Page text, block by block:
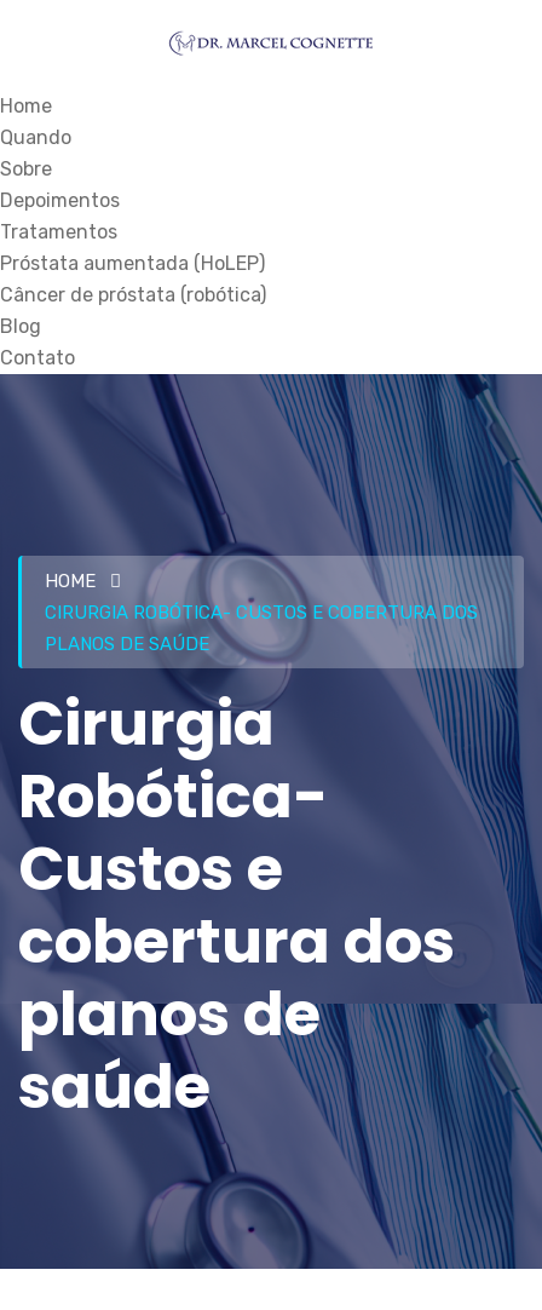
Home
Quando
Sobre
Depoimentos
Tratamentos
Próstata aumentada (HoLEP)
Câncer de próstata (robótica)
Blog
Contato
HOME
CIRURGIA ROBÓTICA- CUSTOS E COBERTURA DOS
PLANOS DE SAÚDE
Cirurgia
Robótica-
Custos e
cobertura dos
planos de
saúde